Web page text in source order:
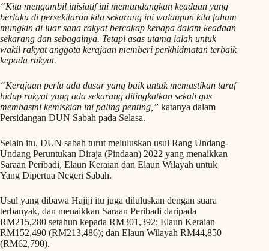
“Kita mengambil inisiatif ini memandangkan keadaan yang
berlaku di persekitaran kita sekarang ini walaupun kita faham
mungkin di luar sana rakyat bercakap kenapa dalam keadaan
sekarang dan sebagainya. Tetapi asas utama ialah untuk
wakil rakyat anggota kerajaan memberi perkhidmatan terbaik
kepada rakyat.
“Kerajaan perlu ada dasar yang baik untuk memastikan taraf
hidup rakyat yang ada sekarang ditingkatkan sekali gus
membasmi kemiskian ini paling penting,” katanya dalam
Persidangan DUN Sabah pada Selasa.
Selain itu, DUN sabah turut meluluskan usul Rang Undang-
Undang Peruntukan Diraja (Pindaan) 2022 yang menaikkan
Saraan Peribadi, Elaun Keraian dan Elaun Wilayah untuk
Yang Dipertua Negeri Sabah.
Usul yang dibawa Hajiji itu juga diluluskan dengan suara
terbanyak, dan menaikkan Saraan Peribadi daripada
RM215,280 setahun kepada RM301,392; Elaun Keraian
RM152,490 (RM213,486); dan Elaun Wilayah RM44,850
(RM62,790).